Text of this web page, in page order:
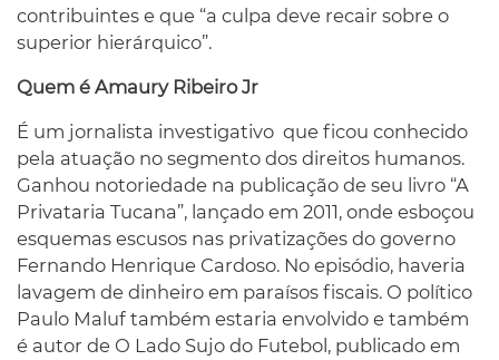
contribuintes e que “a culpa deve recair sobre o
superior hierárquico”.
Quem é Amaury Ribeiro Jr
É um jornalista investigativo que ficou conhecido
pela atuação no segmento dos direitos humanos.
Ganhou notoriedade na publicação de seu livro “A
Privataria Tucana”, lançado em 2011, onde esboçou
esquemas escusos nas privatizações do governo
Fernando Henrique Cardoso. No episódio, haveria
lavagem de dinheiro em paraísos fiscais. O político
Paulo Maluf também estaria envolvido e também
é autor de O Lado Sujo do Futebol, publicado em